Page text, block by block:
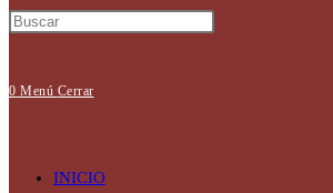
0 Menú Cerrar
INICIO